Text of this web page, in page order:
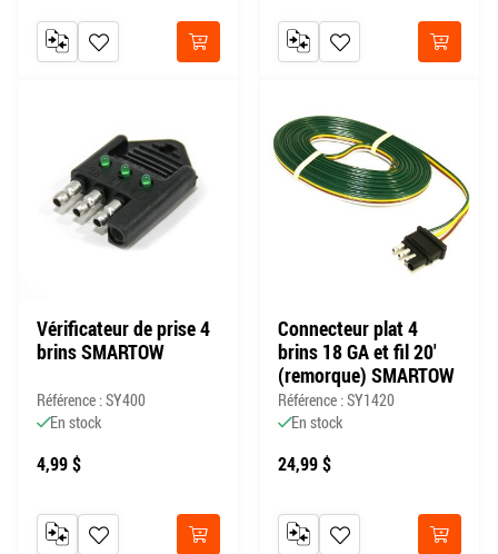
Acheter
AJOUTER À MA LISTE DE SOUHAITS
AJOUTER AU COMPARATEUR Acheter
AJOUTER À MA LISTE DE
AJOUTER AU COMPARATEUR
Vérificateur de prise 4
brins SMARTOW
Référence : SY400
En stock
4,99 $
Acheter
AJOUTER À MA LISTE DE SOUHAITS
AJOUTER AU COMPARATEUR
Connecteur plat 4
brins 18 GA et fil 20'
(remorque) SMARTOW
Référence : SY1420
En stock
24,99 $
Acheter
AJOUTER À MA LISTE DE
AJOUTER AU COMPARATEUR